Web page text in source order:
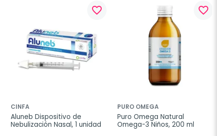
favorite_border
CINFA
Aluneb Dispositivo de
Nebulización Nasal, 1 unidad
favorite_border
PURO OMEGA
Puro Omega Natural
Omega-3 Niños, 200 ml